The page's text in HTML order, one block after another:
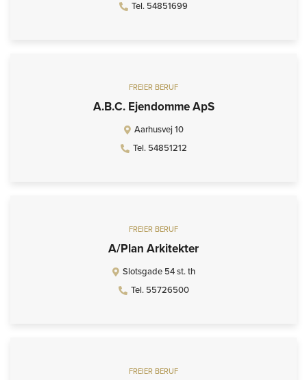
Tel. 54851699
FREIER BERUF
A.B.C. Ejendomme ApS
Aarhusvej 10
Tel. 54851212
FREIER BERUF
A/Plan Arkitekter
Slotsgade 54 st. th
Tel. 55726500
FREIER BERUF